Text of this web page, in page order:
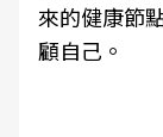
來的健康節
顧自己。